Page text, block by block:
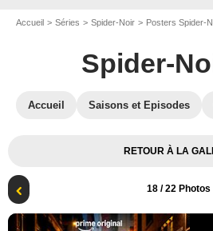
Accueil Séries Spider-Noir Posters Spider-
Spider-
Accueil Saisons et Episodes
RETOUR À LA
18 / 22 Photos